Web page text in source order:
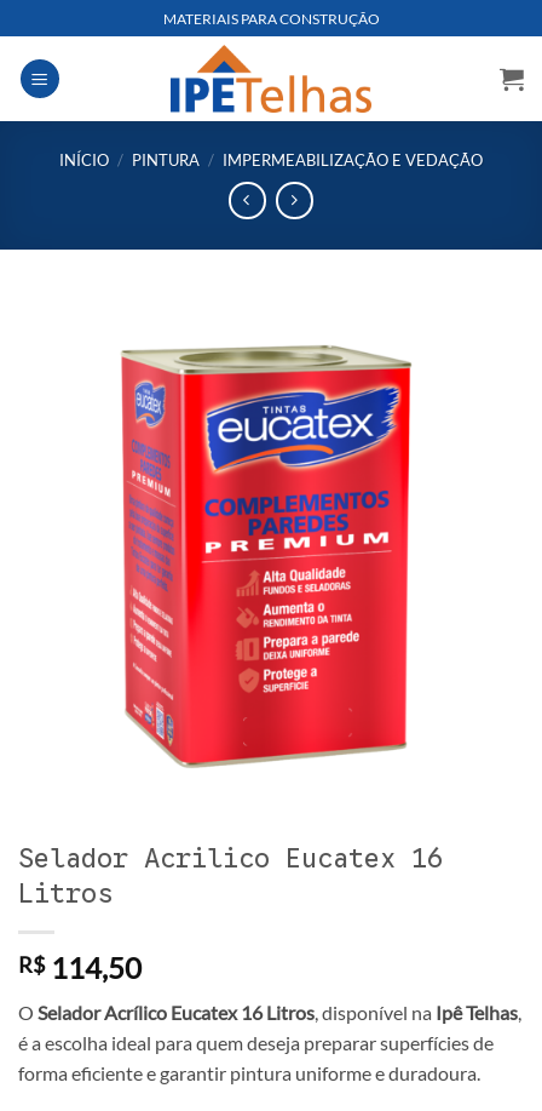
to
content
MATERIAIS PARA CONSTRUÇÃO
INÍCIO / PINTURA / IMPERMEABILIZAÇÃO E VEDAÇÃO
Selador Acrilico Eucatex 16
Litros
R$114,50
O Selador Acrílico Eucatex 16 Litros, disponível na Ipê Telhas,
é a escolha ideal para quem deseja preparar superfícies de
forma eficiente e garantir pintura uniforme e duradoura.